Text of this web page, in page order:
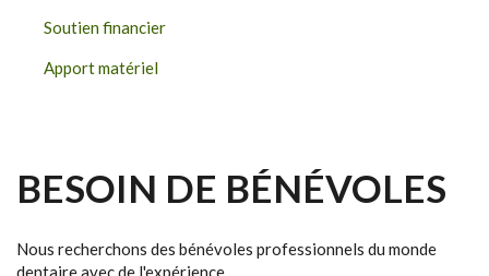
Soutien financier
Apport matériel
BESOIN DE BÉNÉVOLES
Nous recherchons des bénévoles professionnels du monde
dentaire avec de l'expérience